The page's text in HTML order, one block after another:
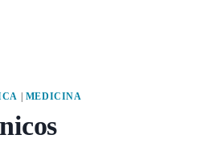
MEDICINA